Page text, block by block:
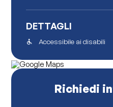
DETTAGLI
Accessibile ai disabili
Richiedi